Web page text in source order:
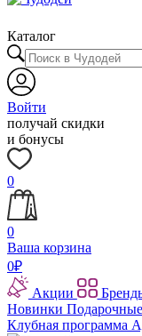
Каталог
Войти
получай скидки
и бонусы
0
0
Ваша корзина
0₽
Акции
Новинки
Клубная программа